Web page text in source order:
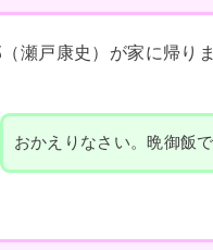
瀬戸康史）が家に帰りま
おかえりなさい。晩御飯で